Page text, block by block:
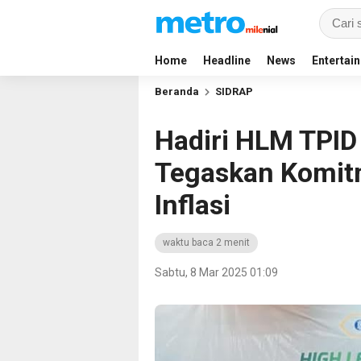
Home Headline News
Beranda SIDRAP
Hadiri HLM
Tegaskan
Inflasi
waktu baca 2 menit
Sabtu, 8 Mar 2025 01:09